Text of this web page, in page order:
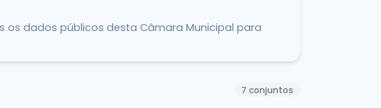
os dados públicos desta Câmara Municipal para
7 conjuntos